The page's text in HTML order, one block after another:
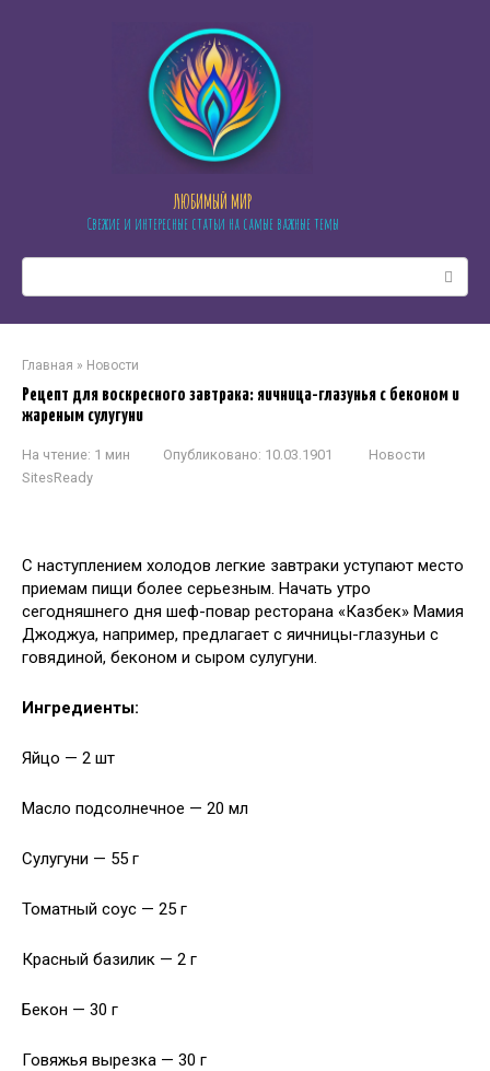
ЛЮБИМЫЙ МИР
Свежие и интересные статьи на самые важные темы
Главная » Новости
Рецепт для воскресного завтрака: яичница-глазунья с беконом и
жареным сулугуни
На чтение: 1 мин Опубликовано: 10.03.1901
Новости
SitesReady
С наступлением холодов легкие завтраки уступают место
приемам пищи более серьезным. Начать утро
сегодняшнего дня шеф-повар ресторана «Казбек» Мамия
Джоджуа, например, предлагает с яичницы-глазуньи с
говядиной, беконом и сыром сулугуни.
Ингредиенты:
Яйцо — 2 шт
Масло подсолнечное — 20 мл
Сулугуни — 55 г
Томатный соус — 25 г
Красный базилик — 2 г
Бекон — 30 г
Говяжья вырезка — 30 г